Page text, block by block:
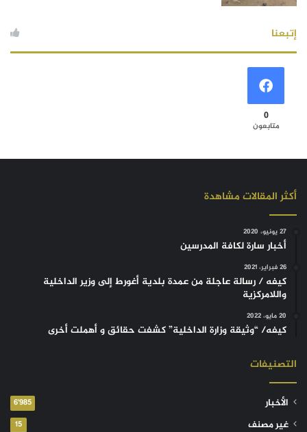
إتبعنا
0
متابعون
أكثر المقالات مشاهدة
27 يونيو، 2020
أخبار سارة لكافة المدرسين
26 فبراير، 2021
كيفه / رسالة عاجلة من عمدة بلدية أغورط إلى وزير الداخلية
واللامركزية
20 مايو، 2022
كيفه/ “وثيقة وزارة الداخلية” كشفت حقائق و أهملت أخرى
التصنيفات
الأخبار 6٬985
غير مصنف 15